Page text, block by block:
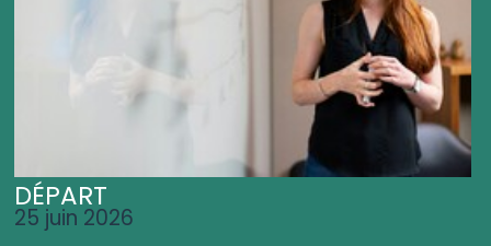
DÉPART
25 juin 2026